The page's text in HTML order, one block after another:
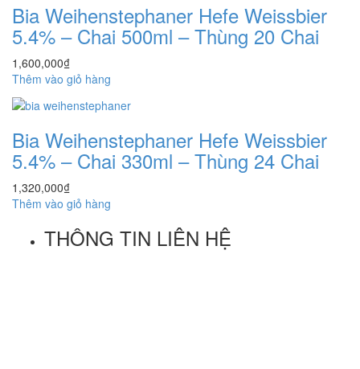
Bia Weihenstephaner Hefe Weissbier
5.4% – Chai 500ml – Thùng 20 Chai
1,600,000₫
Thêm vào giỏ hàng
Bia Weihenstephaner Hefe Weissbier
5.4% – Chai 330ml – Thùng 24 Chai
1,320,000₫
Thêm vào giỏ hàng
THÔNG TIN LIÊN HỆ